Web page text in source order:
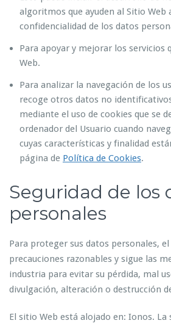
algoritmos que ayuden al Sitio Web
confidencialidad de los datos
Para apoyar y mejorar los servicios
Web.
Para analizar la navegación de los
recoge otros datos no
mediante el uso de cookies que se
ordenador del Usuario cuando
cuyas características y finalidad
página de Política de Cookies.
Seguridad de los
personales
Para proteger sus datos personales,
precauciones razonables y sigue las
industria para evitar su pérdida, mal
divulgación, alteración o destrucción
El sitio Web está alojado en: Ionos. La